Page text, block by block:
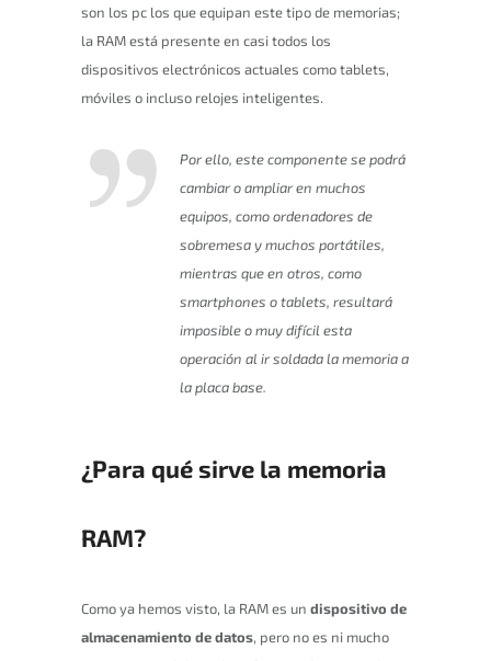
son los pc los que equipan este tipo de memorias;
la RAM está presente en casi todos los
dispositivos electrónicos actuales como tablets,
móviles o incluso relojes inteligentes.
Por ello, este componente se podrá
cambiar o ampliar en muchos
equipos, como ordenadores de
sobremesa y muchos portátiles,
mientras que en otros, como
smartphones o tablets, resultará
imposible o muy difícil esta
operación al ir soldada la memoria a
la placa base.
¿Para qué sirve la memoria
RAM?
Como ya hemos visto, la RAM es un dispositivo de
almacenamiento de datos, pero no es ni mucho